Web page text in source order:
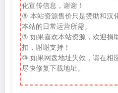
化宣传信息，谢谢！
⑧ 本站资源售价只是赞助和汉
本站的日常运营所需。
⑨ 如果喜欢本站资源，欢迎捐
扣，谢谢支持！
⑩ 如果网盘地址失效，请在相
尽快修复下载地址。